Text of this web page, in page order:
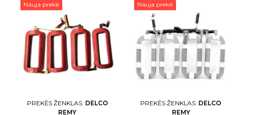
Nauja prekė
PREKĖS ŽENKLAS: DELCO
REMY
Nauja prekė
PREKĖS ŽENKLAS: DELCO
REMY